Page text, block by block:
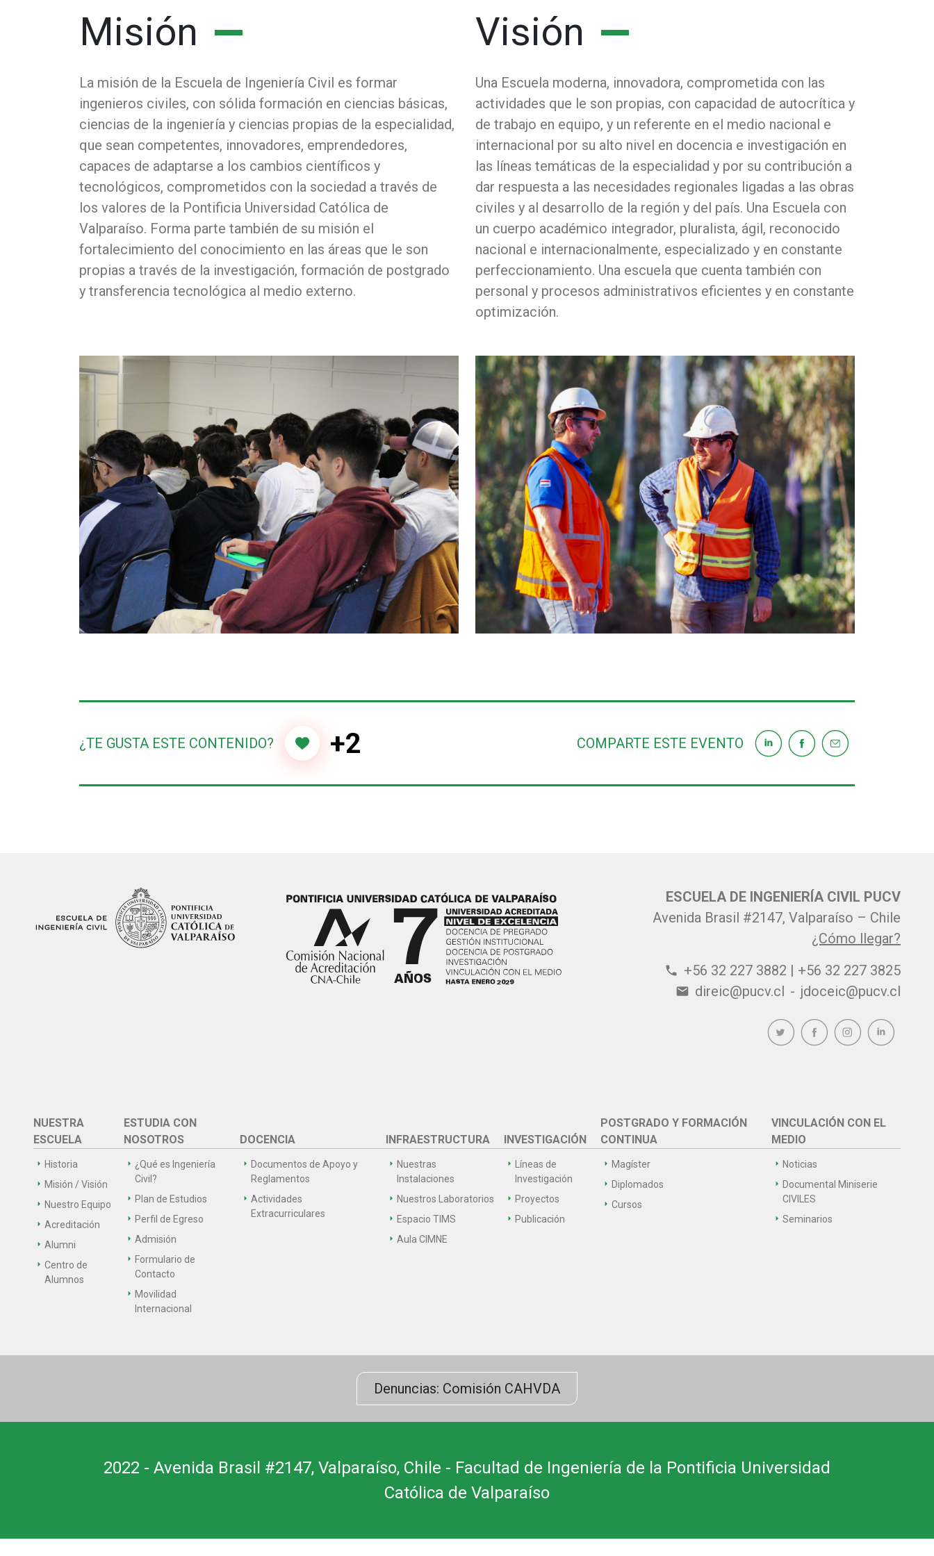
Misión
La misión de la Escuela de Ingeniería Civil es formar
ingenieros civiles, con sólida formación en ciencias básicas,
ciencias de la ingeniería y ciencias propias de la especialidad,
que sean competentes, innovadores, emprendedores,
capaces de adaptarse a los cambios científicos y
tecnológicos, comprometidos con la sociedad a través de
los valores de la Pontificia Universidad Católica de
Valparaíso. Forma parte también de su misión el
fortalecimiento del conocimiento en las áreas que le son
propias a través de la investigación, formación de postgrado
y transferencia tecnológica al medio externo.
Visión
Una Escuela moderna, innovadora, comprometida con las
actividades que le son propias, con capacidad de autocrítica y
de trabajo en equipo, y un referente en el medio nacional e
internacional por su alto nivel en docencia e investigación en
las líneas temáticas de la especialidad y por su contribución a
dar respuesta a las necesidades regionales ligadas a las obras
civiles y al desarrollo de la región y del país. Una Escuela con
un cuerpo académico integrador, pluralista, ágil, reconocido
nacional e internacionalmente, especializado y en constante
perfeccionamiento. Una escuela que cuenta también con
personal y procesos administrativos eficientes y en constante
optimización.
¿TE GUSTA ESTE CONTENIDO? +2 COMPARTE ESTE EVENTO
ESCUELA DE INGENIERÍA CIVIL PUCV
Avenida Brasil #2147, Valparaíso – Chile
¿Cómo llegar?
phone +56 32 227 3882 | +56 32 227 3825
email direic@pucv.cl - jdoceic@pucv.cl
NUESTRA
ESCUELA
Historia
Misión / Visión
Nuestro Equipo
Acreditación
Alumni
Centro de
Alumnos
ESTUDIA CON
NOSOTROS
¿Qué es Ingeniería
Civil?
Plan de Estudios
Perfil de Egreso
Admisión
Formulario de
Contacto
Movilidad
Internacional
DOCENCIA
Documentos de Apoyo y
Reglamentos
Actividades
Extracurriculares
INFRAESTRUCTURA
Nuestras
Instalaciones
Nuestros Laboratorios
Espacio TIMS
Aula CIMNE
INVESTIGACIÓN
Líneas de
Investigación
Proyectos
Publicación
POSTGRADO Y FORMACIÓN
CONTINUA
Magíster
Diplomados
Cursos
VINCULACIÓN CON EL
MEDIO
Noticias
Documental Miniserie
CIVILES
Seminarios
Denuncias: Comisión CAHVDA
2022 - Avenida Brasil #2147, Valparaíso, Chile - Facultad de Ingeniería de la Pontificia Universidad
Católica de Valparaíso